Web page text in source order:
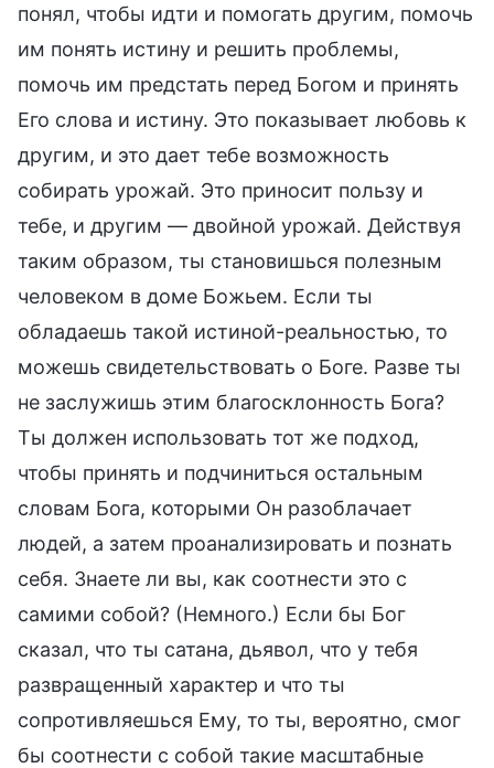
понял, чтобы идти и помогать другим, помочь
им понять истину и решить проблемы,
помочь им предстать перед Богом и принять
Его слова и истину. Это показывает любовь к
другим, и это дает тебе возможность
собирать урожай. Это приносит пользу и
тебе, и другим — двойной урожай. Действуя
таким образом, ты становишься полезным
человеком в доме Божьем. Если ты
обладаешь такой истиной-реальностью, то
можешь свидетельствовать о Боге. Разве ты
не заслужишь этим благосклонность Бога?
Ты должен использовать тот же подход,
чтобы принять и подчиниться остальным
словам Бога, которыми Он разоблачает
людей, а затем проанализировать и познать
себя. Знаете ли вы, как соотнести это с
самими собой? (Немного.) Если бы Бог
сказал, что ты сатана, дьявол, что у тебя
развращенный характер и что ты
сопротивляешься Ему, то ты, вероятно, смог
бы соотнести с собой такие масштабные